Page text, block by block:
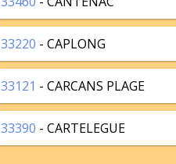
33220 - CAPLONG
33121 - CARCANS PLAGE
33390 - CARTELEGUE